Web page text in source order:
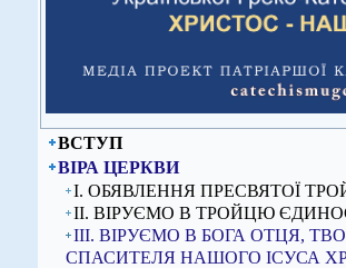
ВСТУП
ВІРА ЦЕРКВИ
I. ОБЯВЛЕННЯ ПРЕСВЯТОЇ
ІІ. ВІРУЄМО В ТРОЙЦЮ
ІІІ. ВІРУЄМО В БОГА ОТЦЯ,
СПАСИТЕЛЯ НАШОГО ІСУСА